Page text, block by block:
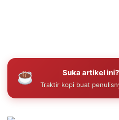
Suka artikel ini?
Traktir kopi buat